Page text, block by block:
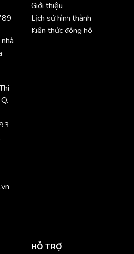
Giới thiệu
Lịch sử hình thành
Kiến thức đồng hồ
HỖ TRỢ